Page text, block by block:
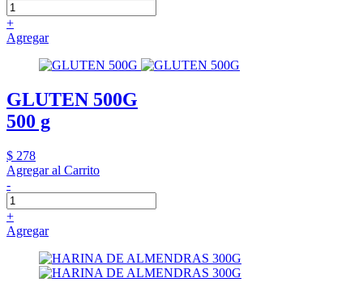
+
Agregar
GLUTEN 500G
500 g
$ 278
Agregar al Carrito
-
+
Agregar